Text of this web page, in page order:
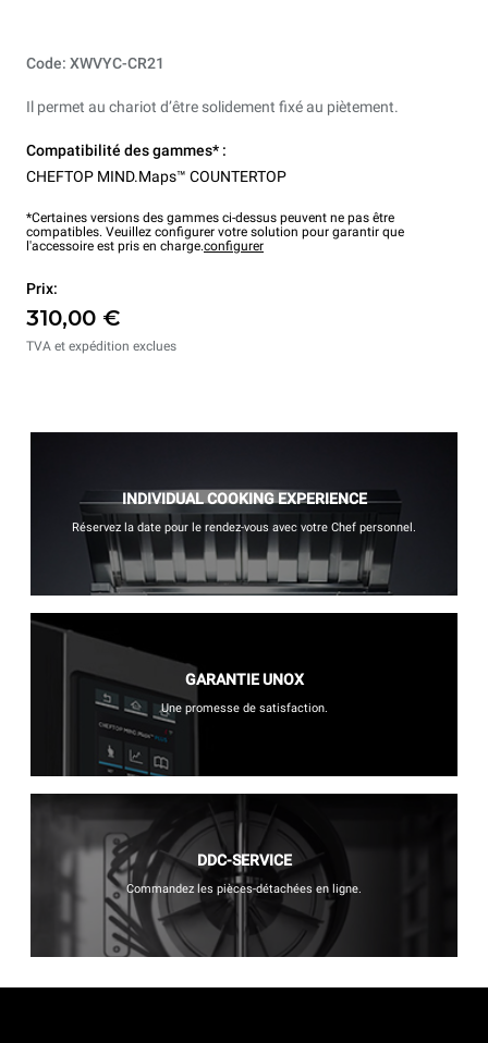
Code: XWVYC-CR21
Il permet au chariot d’être solidement fixé au piètement.
Compatibilité des gammes* :
CHEFTOP MIND.Maps™ COUNTERTOP
*Certaines versions des gammes ci-dessus peuvent ne pas être
compatibles. Veuillez configurer votre solution pour garantir que
l'accessoire est pris en charge.configurer
Prix:
310,00 €
TVA et expédition exclues
INDIVIDUAL COOKING EXPERIENCE
Réservez la date pour le rendez-vous avec votre Chef personnel.
GARANTIE UNOX
Une promesse de satisfaction.
DDC-SERVICE
Commandez les pièces-détachées en ligne.